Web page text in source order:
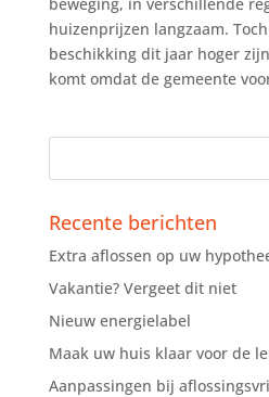
huizenprijzen langzaam.
beschikking dit jaar hoger
komt omdat de gemeente
Recente berichten
Extra aflossen op uw
Vakantie? Vergeet dit niet
Nieuw energielabel
Maak uw huis klaar voor de
Aanpassingen bij